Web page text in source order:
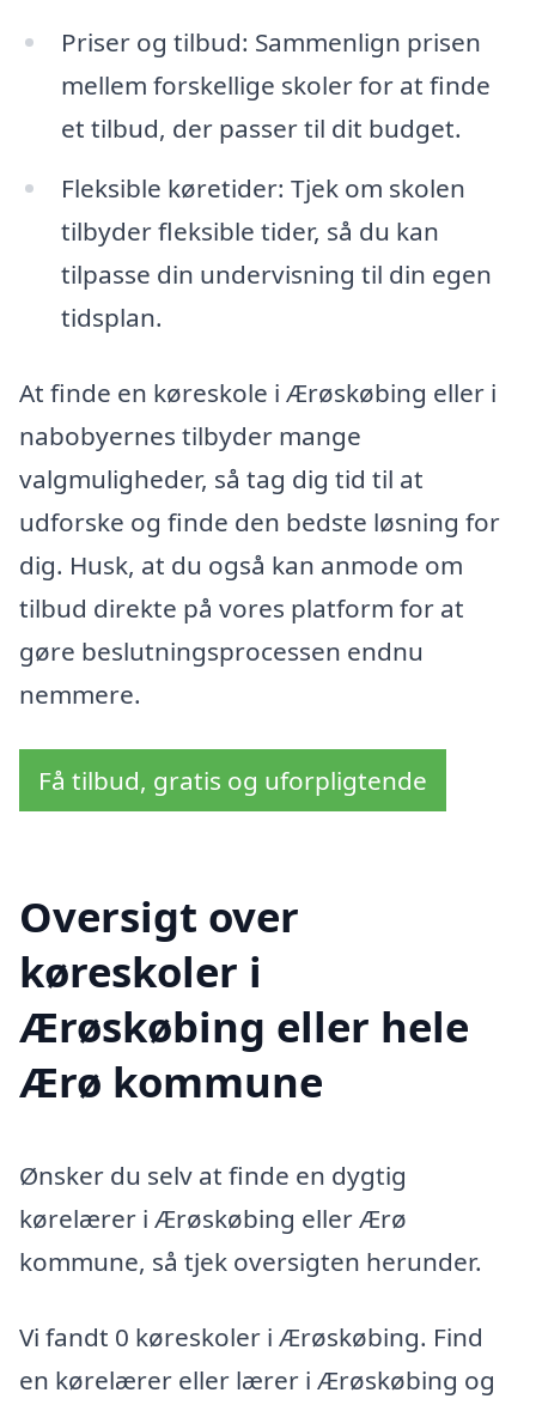
Priser og tilbud: Sammenlign prisen
mellem forskellige skoler for at finde
et tilbud, der passer til dit budget.
Fleksible køretider: Tjek om skolen
tilbyder fleksible tider, så du kan
tilpasse din undervisning til din egen
tidsplan.
At finde en køreskole i Ærøskøbing eller i
nabobyernes tilbyder mange
valgmuligheder, så tag dig tid til at
udforske og finde den bedste løsning for
dig. Husk, at du også kan anmode om
tilbud direkte på vores platform for at
gøre beslutningsprocessen endnu
nemmere.
Få tilbud, gratis og uforpligtende
Oversigt over
køreskoler i
Ærøskøbing eller hele
Ærø kommune
Ønsker du selv at finde en dygtig
kørelærer i Ærøskøbing eller Ærø
kommune, så tjek oversigten herunder.
Vi fandt 0 køreskoler i Ærøskøbing. Find
en kørelærer eller lærer i Ærøskøbing og